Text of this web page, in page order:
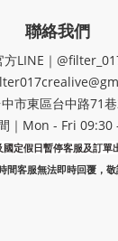
聯絡我們
方LINE｜
市東區台中路71
｜Mon - Fri 09:30
定假日暫停客服及訂單
間客服無法即時回覆，